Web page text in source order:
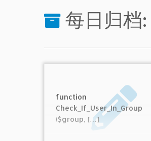
每日归档:
function
Check_If_User_In_Group
($group, […]